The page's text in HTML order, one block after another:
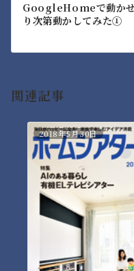
ン
GoogleHomeで動かせ
り次第動かしてみた①
関連記事
2018年5月30日